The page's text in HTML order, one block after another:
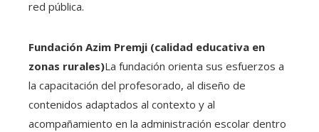
red pública.
Fundación Azim Premji (calidad educativa en
zonas rurales)La fundación orienta sus esfuerzos a
la capacitación del profesorado, al diseño de
contenidos adaptados al contexto y al
acompañamiento en la administración escolar dentro